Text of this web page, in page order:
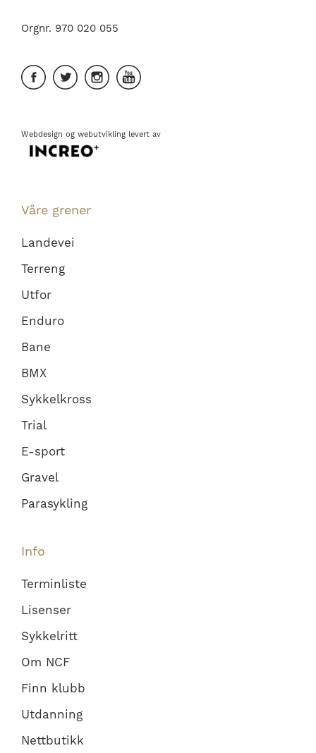
Orgnr. 970 020 055
Webdesign og webutvikling levert av
Våre grener
Landevei
Terreng
Utfor
Enduro
Bane
BMX
Sykkelkross
Trial
E-sport
Gravel
Parasykling
Info
Terminliste
Lisenser
Sykkelritt
Om NCF
Finn klubb
Utdanning
Nettbutikk